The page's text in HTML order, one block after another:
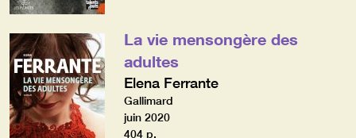
La vie mensongère des
adultes
Elena Ferrante
Gallimard
juin 2020
404 p.